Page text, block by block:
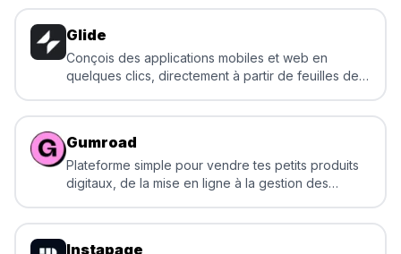
Glide
Conçois des applications mobiles et web en
quelques clics, directement à partir de feuilles de
Gumroad
Plateforme simple pour vendre tes petits produits
digitaux, de la mise en ligne à la gestion des
Instapage